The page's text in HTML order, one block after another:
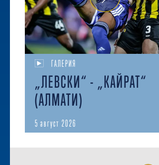
ГАЛЕРИЯ
„ЛЕВСКИ“ - „КАЙРАТ“
(АЛМАТИ)
5 август 2026